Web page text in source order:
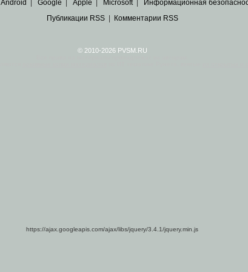
Android Google Apple Microsoft| Информационная
Публикации RSS| Комментарии RSS
© 2010-2026 PVSM.RU
https://ajax.googleapis.com/ajax/libs/jquery/3.4.1/jquery.min.js